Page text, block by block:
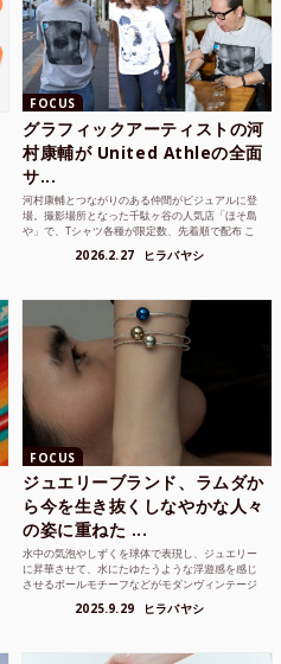
FOCUS
グラフィックアーティストの河
村康輔が United Athleの全面
サ...
河村康輔とつながりのある仲間がビジュアルに登
場。撮影場所となった千駄ヶ谷の人気店「ほそ島
や」で、Tシャツ各種が限定数、先着順で配布 こ
2026.2.27 ヒラバヤシ
FOCUS
ジュエリーブランド、ラムダか
ら今を生き抜くしなやかな人々
の姿に重ねた ...
水中の気泡やしずくを球体で表現し、ジュエリー
に昇華させて、水にたゆたうような浮遊感を感じ
させるボールモチーフなどがモダンヴィンテージ
2025.9.29 ヒラバヤシ